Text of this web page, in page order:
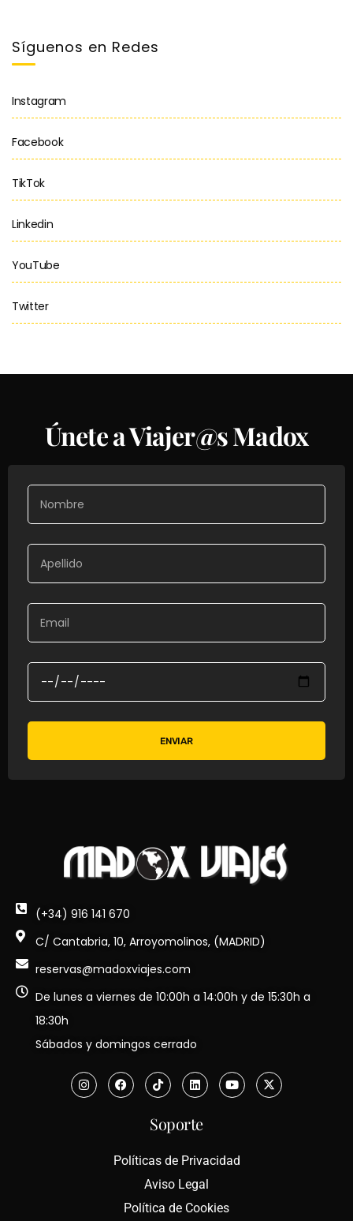
Síguenos en Redes
Instagram
Facebook
TikTok
Linkedin
YouTube
Twitter
Únete a Viajer@s Madox
ENVIAR
(+34) 916 141 670
C/ Cantabria, 10, Arroyomolinos, (MADRID)
reservas@madoxviajes.com
De lunes a viernes de 10:00h a 14:00h y de 15:30h a
18:30h
Sábados y domingos cerrado
Soporte
Políticas de Privacidad
Aviso Legal
Política de Cookies